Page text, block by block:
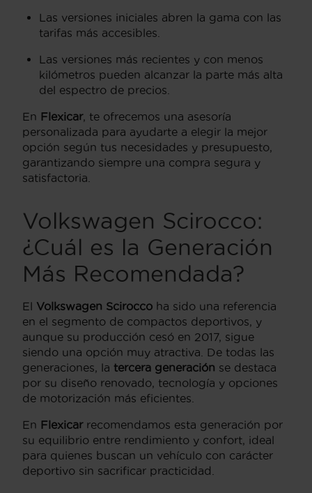
Las versiones iniciales abren la gama con las
tarifas más accesibles.
Las versiones más recientes y con menos
kilómetros pueden alcanzar la parte más alta
del espectro de precios.
En Flexicar, te ofrecemos una asesoría
personalizada para ayudarte a elegir la mejor
opción según tus necesidades y presupuesto,
garantizando siempre una compra segura y
satisfactoria.
Volkswagen Scirocco:
¿Cuál es la Generación
Más Recomendada?
El Volkswagen Scirocco ha sido una referencia
en el segmento de compactos deportivos, y
aunque su producción cesó en 2017, sigue
siendo una opción muy atractiva. De todas las
generaciones, la tercera generación se destaca
por su diseño renovado, tecnología y opciones
de motorización más eficientes.
En Flexicarrecomendamos esta generación por
su equilibrio entre rendimiento y confort, ideal
para quienes buscan un vehículo con carácter
deportivo sin sacrificar practicidad.